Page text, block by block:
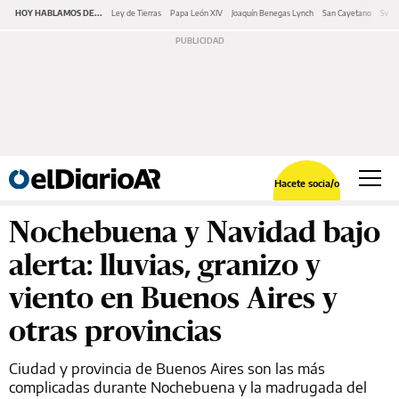
HOY HABLAMOS DE... Ley de Tierras Papa León XIV Joaquín Benegas Lynch San Cayetano
Hacete socia/o
Nochebuena y Navidad bajo
alerta: lluvias, granizo y
viento en Buenos Aires y
otras provincias
Ciudad y provincia de Buenos Aires son las más
complicadas durante Nochebuena y la madrugada del